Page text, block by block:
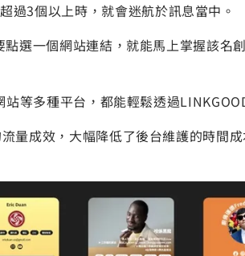
過3個以上時，就會迷航於訊息當中。
選一個網站連結，就能馬上掌握該名
等多種平台，都能輕鬆透過
量成效，大幅降低了後台維護的時間